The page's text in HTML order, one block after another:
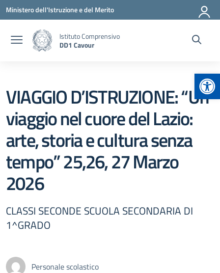
Vai ai contenuti
Vai al menu di navigazione
Vai al footer
Ministero dell'Istruzione e del Merito
Istituto Comprensivo
DD1 Cavour
VIAGGIO D’ISTRUZIONE: “Un
viaggio nel cuore del Lazio:
arte, storia e cultura senza
tempo” 25,26, 27 Marzo
2026
CLASSI SECONDE SCUOLA SECONDARIA DI
1^GRADO
Personale scolastico